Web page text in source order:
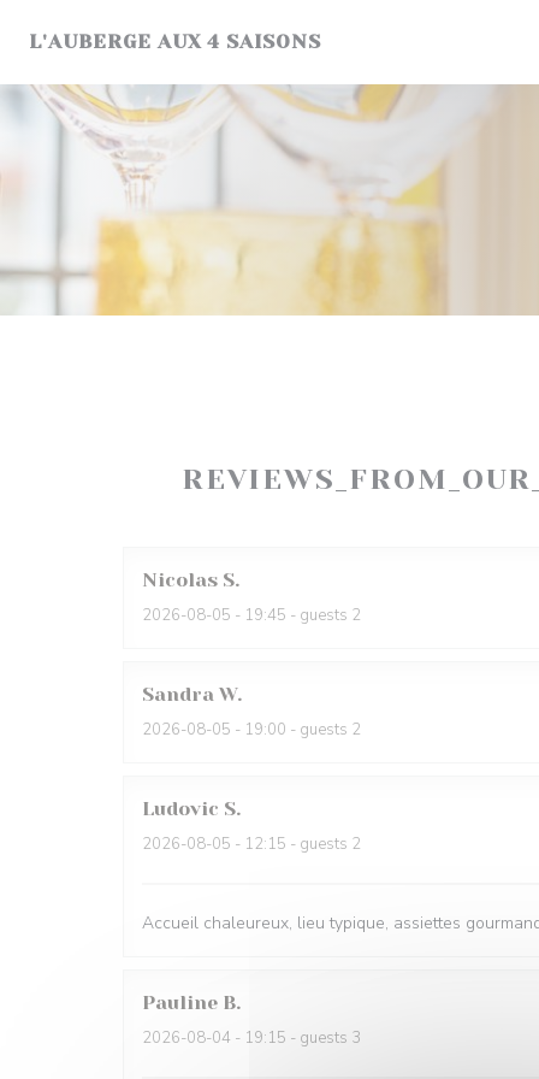
L'AUBERGE AUX 4 SAISONS
Nicolas S
2026-08-05 - 19:45 - guests 2
Sandra W
2026-08-05 - 19:00 - guests 2
Ludovic S
2026-08-05 - 12:15 - guests 2
Accueil chaleureux, lieu typique, assiettes
Pauline B
2026-08-04 - 19:15 - guests 3